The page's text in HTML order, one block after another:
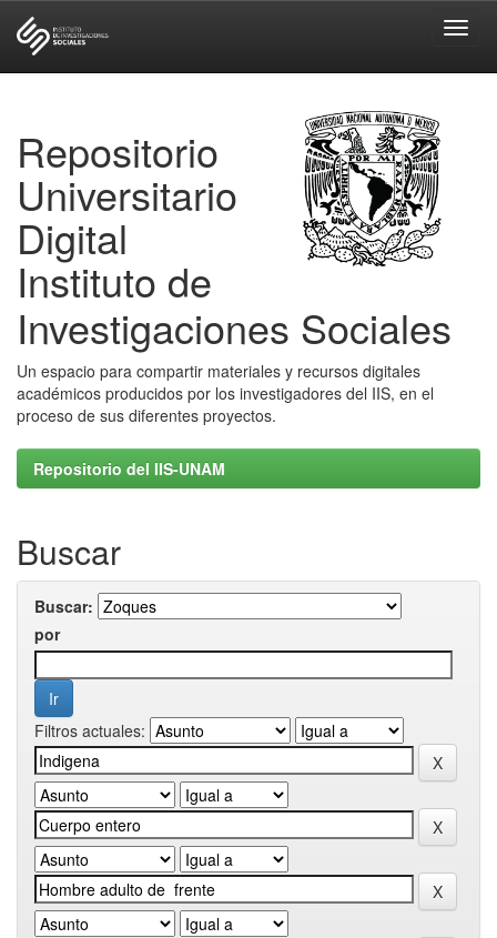
Repositorio
Universitario
Digital
Instituto de
Investigaciones Sociales
Un espacio para compartir materiales y recursos digitales
académicos producidos por los investigadores del IIS, en el
proceso de sus diferentes proyectos.
Repositorio del IIS-UNAM
Buscar
Buscar:
por
Filtros actuales: